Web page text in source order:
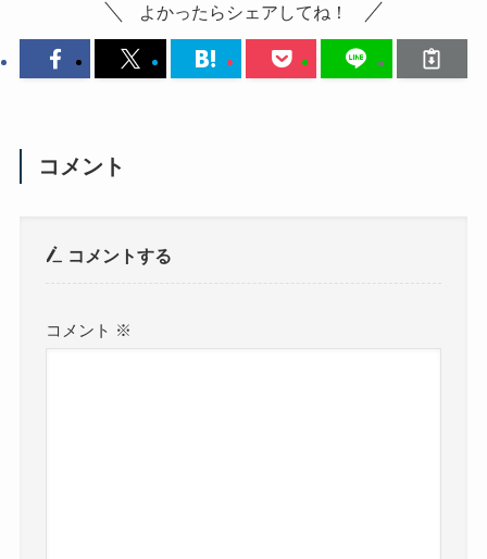
よかったらシェアしてね！
コメント
コメントする
コメント ※